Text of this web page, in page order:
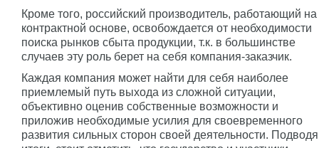
Кроме того, российский производитель, работающий на
контрактной основе, освобождается от необходимости
поиска рынков сбыта продукции, т.к. в большинстве
случаев эту роль берет на себя компания-заказчик.
Каждая компания может найти для себя наиболее
приемлемый путь выхода из сложной ситуации,
объективно оценив собственные возможности и
приложив необходимые усилия для своевременного
развития сильных сторон своей деятельности. Подводя